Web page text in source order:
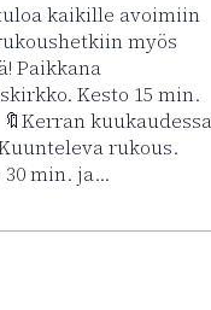
Keskuskirkossa
kaikille avoimiin
myös
Paikkana
Kesto 15 min.
kuukaudessa
rukous.
30 min. ja…
tapahtumasta